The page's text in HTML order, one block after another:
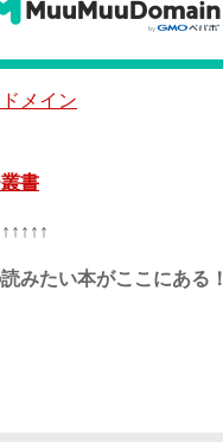
メイン
書
みたい本がここにある！